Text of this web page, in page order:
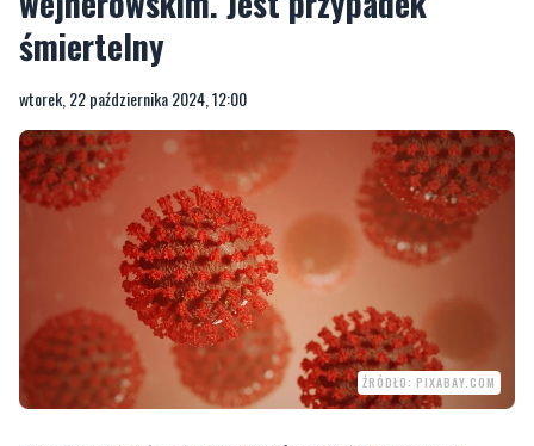
Grypa i covid w natarciu w powiecie
wejherowskim. Jest przypadek
śmiertelny
wtorek, 22 października 2024, 12:00